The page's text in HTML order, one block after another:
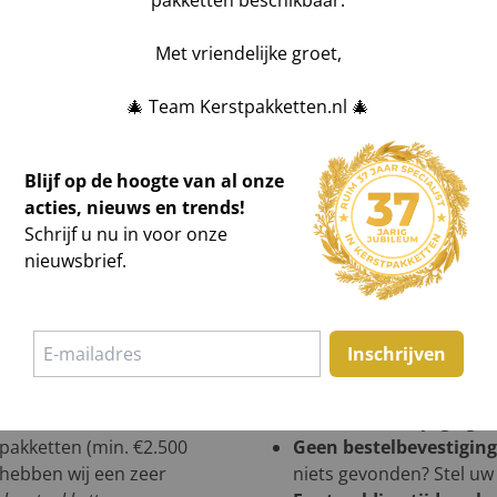
(min. €2.500
wij een zeer
Geen
niets gevonden? Stel
Met vriendelijke groet,
🎄 Team Kerstpakketten.nl 🎄
Blijf op de hoogte van al onze
acties, nieuws en trends!
Schrijf u nu in voor onze
nieuwsbrief.
Inschrijven